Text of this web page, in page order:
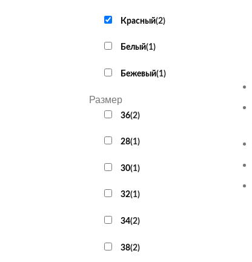
Красный(2)
Белый(1)
Бежевый(1)
Размер
36(2)
28(1)
30(1)
32(1)
34(2)
38(2)